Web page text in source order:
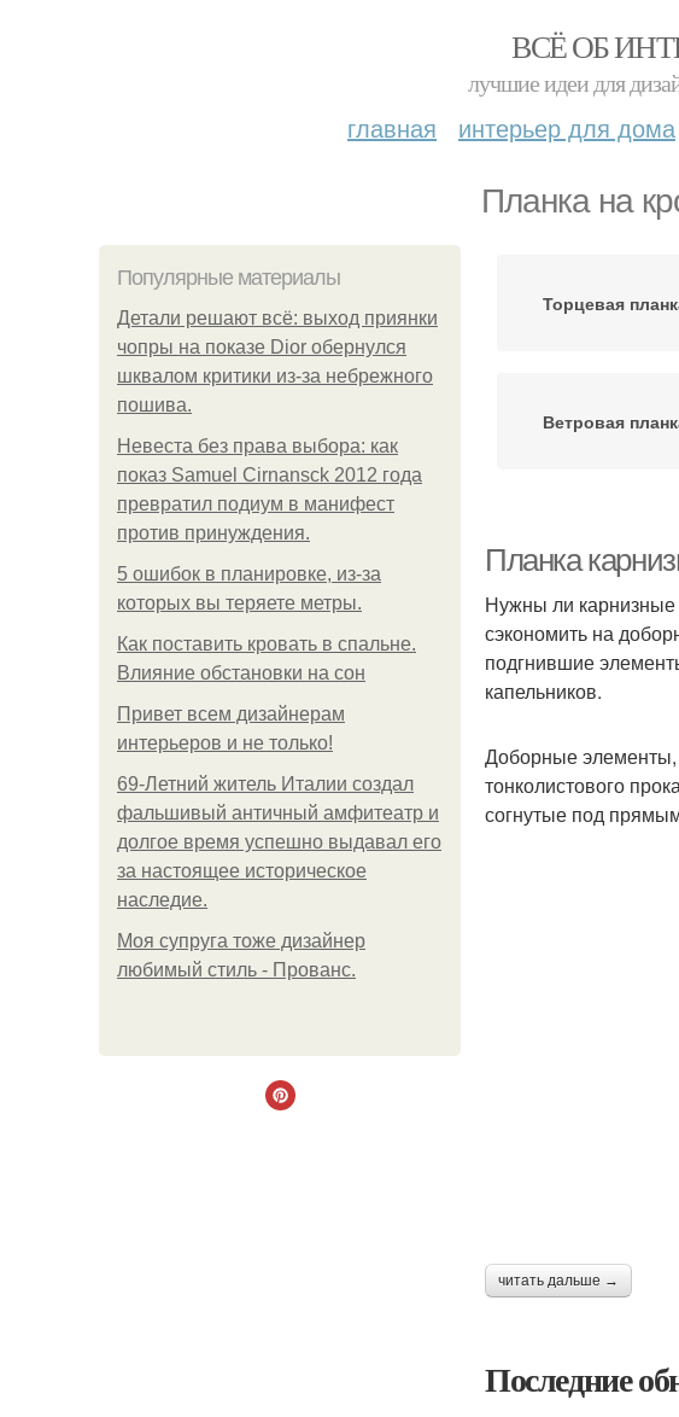
ВСЁ ОБ
лучшие идеи для
главная интерьер для дома
Планка на
Популярные материалы
Детали решают всё: выход приянки
чопры на показе Dior обернулся
шквалом критики из-за небрежного
пошива.
Невеста без права выбора: как
показ Samuel Cirnansck 2012 года
превратил подиум в манифест
против принуждения.
5 ошибок в планировке, из-за
которых вы теряете метры.
Как поставить кровать в спальне.
Влияние обстановки на сон
Привет всем дизайнерам
интерьеров и не только!
69-Летний житель Италии создал
фальшивый античный амфитеатр и
долгое время успешно выдавал его
за настоящее историческое
наследие.
Моя супруга тоже дизайнер
любимый стиль - Прованс.
Торцевая
Ветровая
Планка
Нужны ли
сэкономить на
подгнившие
капельников.
Доборные элементы,
тонколистового
согнутые под
читать дальше →
Последние